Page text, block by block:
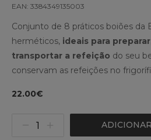
EAN: 3384349135003
Conjunto de 8 práticos boiões da
herméticos, ideais para
transportar a refeição do seu
conservam as refeições no
22.00€